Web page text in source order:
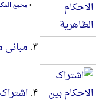
• مجمع
۳.
۴.